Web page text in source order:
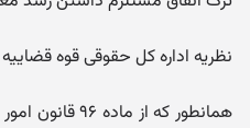
نظریه اداره کل حقوقی قوه قضاییه
همانطور که از